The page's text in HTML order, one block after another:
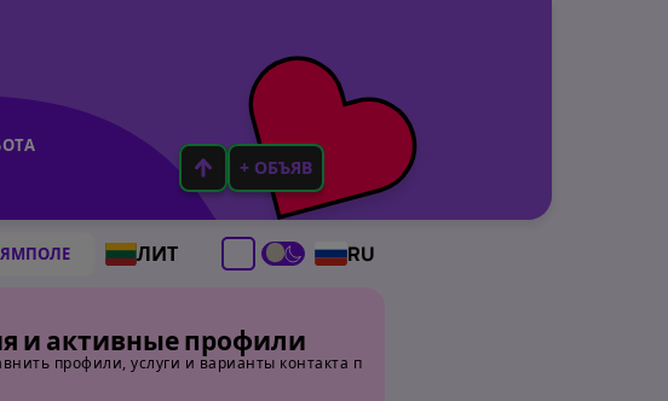
+ ОБЪЯВ
ЛИТ RU
и активные профили
профили, услуги и варианты контакта п